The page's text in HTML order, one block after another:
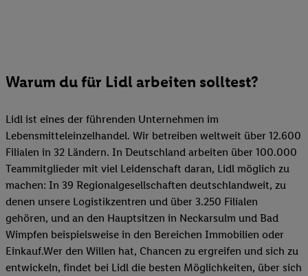
Warum du für Lidl arbeiten solltest?
Lidl ist eines der führenden Unternehmen im
Lebensmitteleinzelhandel. Wir betreiben weltweit über 12.600
Filialen in 32 Ländern. In Deutschland arbeiten über 100.000
Teammitglieder mit viel Leidenschaft daran, Lidl möglich zu
machen: In 39 Regionalgesellschaften deutschlandweit, zu
denen unsere Logistikzentren und über 3.250 Filialen
gehören, und an den Hauptsitzen in Neckarsulm und Bad
Wimpfen beispielsweise in den Bereichen Immobilien oder
Einkauf.Wer den Willen hat, Chancen zu ergreifen und sich zu
entwickeln, findet bei Lidl die besten Möglichkeiten, über sich